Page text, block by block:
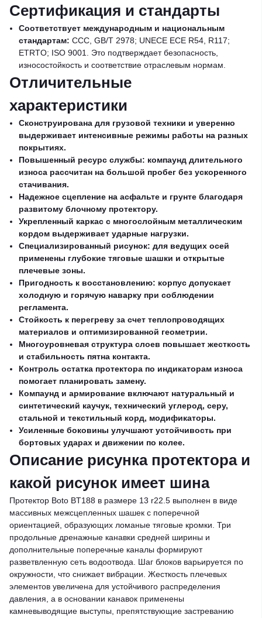
Сертификация и стандарты
Соответствует международным и национальным
стандартам: CCC, GB/T 2978; UNECE ECE R54, R117;
ETRTO; ISO 9001. Это подтверждает безопасность,
износостойкость и соответствие отраслевым нормам.
Отличительные
характеристики
Сконструирована для грузовой техники и уверенно
выдерживает интенсивные режимы работы на разных
покрытиях.
Повышенный ресурс службы: компаунд длительного
износа рассчитан на большой пробег без ускоренного
стачивания.
Надежное сцепление на асфальте и грунте благодаря
развитому блочному протектору.
Укрепленный каркас с многослойным металлическим
кордом выдерживает ударные нагрузки.
Специализированный рисунок: для ведущих осей
применены глубокие тяговые шашки и открытые
плечевые зоны.
Пригодность к восстановлению: корпус допускает
холодную и горячую наварку при соблюдении
регламента.
Стойкость к перегреву за счет теплопроводящих
материалов и оптимизированной геометрии.
Многоуровневая структура слоев повышает жесткость
и стабильность пятна контакта.
Контроль остатка протектора по индикаторам износа
помогает планировать замену.
Компаунд и армирование включают натуральный и
синтетический каучук, технический углерод, серу,
стальной и текстильный корд, модификаторы.
Усиленные боковины улучшают устойчивость при
бортовых ударах и движении по колее.
Описание рисунка протектора и
какой рисунок имеет шина
Протектор Boto BT188 в размере 13 r22.5 выполнен в виде
массивных межсцепленных шашек с поперечной
ориентацией, образующих ломаные тяговые кромки. Три
продольные дренажные канавки средней ширины и
дополнительные поперечные каналы формируют
разветвленную сеть водоотвода. Шаг блоков варьируется по
окружности, что снижает вибрации. Жесткость плечевых
элементов увеличена для устойчивого распределения
давления, а в основании канавок применены
камневыводящие выступы, препятствующие застреванию